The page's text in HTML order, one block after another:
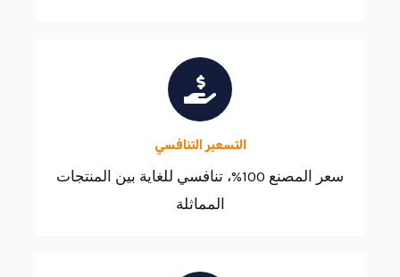
التسعير التنافسي
سعر المصنع 100%، تنافسي للغاية بين المنتجات
المماثلة